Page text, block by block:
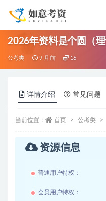
2026年资料是个圆（理
公考类 9 月前 16
详情介绍 常见问题
当前位置： 首页 公考类
资源信息
普通用户特权：
会员用户特权：